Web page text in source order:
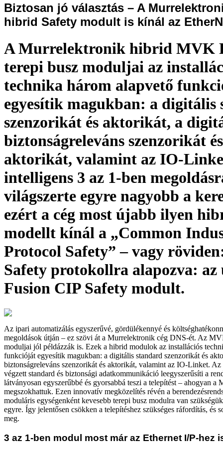
Biztosan jó választás – A
hibrid Safety modult is kínál az
A Murrelektronik hibrid MVK
terepi busz moduljai az
technika három alapvető
egyesítik magukban: a digitális
szenzorikát és aktorikát, a
biztonságreleváns szenzorikát és
aktorikát, valamint az IO-
intelligens 3 az 1-ben
világszerte egyre nagyobb a
ezért a cég most újabb ilyen
modellt kínál a „Common
Protocol Safety” – vagy
Safety protokollra alapozva:
Fusion CIP Safety modult.
Az ipari automatizálás egyszerűvé, gördülékennyé és
megoldások útján – ez szövi át a Murrelektronik cég DNS-ét. Az
moduljai jól példázzák is. Ezek a hibrid modulok az installációs
funkcióját egyesítik magukban: a digitális standard szenzorikát és
biztonságreleváns szenzorikát és aktorikát, valamint az IO-Linket.
végzett standard és biztonsági adatkommunikáció leegyszerűsíti a
látványosan egyszerűbbé és gyorsabbá teszi a telepítést – ahogyan a
megszokhattuk. Ezen innovatív megközelítés révén a
moduláris egységenként kevesebb terepi busz modulra van
egyre. Így jelentősen csökken a telepítéshez szükséges ráfordítás, és
meg.
3 az 1-ben modul most már az Ethernet I/P-hez